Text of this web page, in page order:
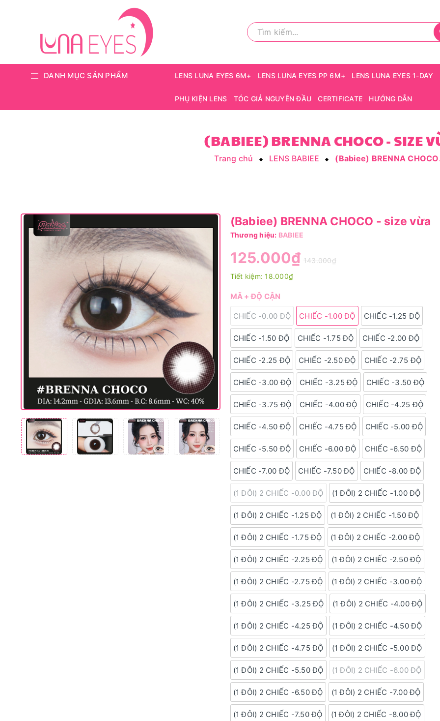
DANH MỤC SẢN PHẨM LENS LUNA EYES 6M+ LENS LUNA EYES PP 6M+ LENS LUNA EYES 1-DAY
PHỤ KIỆN LENS TÓC GIẢ NGUYÊN ĐẦU CERTIFICATE HƯỚNG DẪN
(BABIEE) BRENNA CHOCO - SIZE
Trang chủ LENS BABIEE
(Babiee) BRENNA CHOCO - size vừa
Thương hiệu: BABIEE
125.000₫ 143.000₫
Tiết kiệm:18.000₫
MÃ + ĐỘ CẬN
CHIẾC -0.00 ĐỘ CHIẾC -1.00 ĐỘ CHIẾC -1.25 ĐỘ
CHIẾC -1.50 ĐỘ CHIẾC -1.75 ĐỘ CHIẾC -2.00 ĐỘ
CHIẾC -2.25 ĐỘ CHIẾC -2.50 ĐỘ CHIẾC -2.75 ĐỘ
CHIẾC -3.00 ĐỘ CHIẾC -3.25 ĐỘ CHIẾC -3.50 ĐỘ
CHIẾC -3.75 ĐỘ CHIẾC -4.00 ĐỘ CHIẾC -4.25 ĐỘ
CHIẾC -4.50 ĐỘ CHIẾC -4.75 ĐỘ CHIẾC -5.00 ĐỘ
CHIẾC -5.50 ĐỘ CHIẾC -6.00 ĐỘ CHIẾC -6.50 ĐỘ
CHIẾC -7.00 ĐỘ CHIẾC -7.50 ĐỘ CHIẾC -8.00 ĐỘ
(1 ĐÔI) 2 CHIẾC -0.00 ĐỘ (1 ĐÔI) 2 CHIẾC -1.00 ĐỘ
(1 ĐÔI) 2 CHIẾC -1.25 ĐỘ (1 ĐÔI) 2 CHIẾC -1.50 ĐỘ
(1 ĐÔI) 2 CHIẾC -1.75 ĐỘ (1 ĐÔI) 2 CHIẾC -2.00 ĐỘ
(1 ĐÔI) 2 CHIẾC -2.25 ĐỘ (1 ĐÔI) 2 CHIẾC -2.50 ĐỘ
(1 ĐÔI) 2 CHIẾC -2.75 ĐỘ (1 ĐÔI) 2 CHIẾC -3.00 ĐỘ
(1 ĐÔI) 2 CHIẾC -3.25 ĐỘ (1 ĐÔI) 2 CHIẾC -4.00 ĐỘ
(1 ĐÔI) 2 CHIẾC -4.25 ĐỘ (1 ĐÔI) 2 CHIẾC -4.50 ĐỘ
(1 ĐÔI) 2 CHIẾC -4.75 ĐỘ (1 ĐÔI) 2 CHIẾC -5.00 ĐỘ
(1 ĐÔI) 2 CHIẾC -5.50 ĐỘ (1 ĐÔI) 2 CHIẾC -6.00 ĐỘ
(1 ĐÔI) 2 CHIẾC -6.50 ĐỘ (1 ĐÔI) 2 CHIẾC -7.00 ĐỘ
(1 ĐÔI) 2 CHIẾC -7.50 ĐỘ (1 ĐÔI) 2 CHIẾC -8.00 ĐỘ